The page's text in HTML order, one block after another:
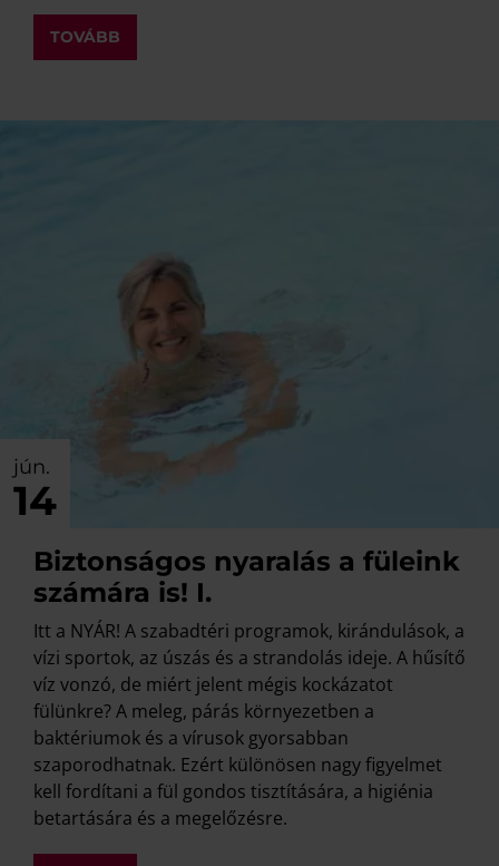
TOVÁBB
jún.
14
Biztonságos nyaralás a füleink
számára is! I.
Itt a NYÁR! A szabadtéri programok, kirándulások, a
vízi sportok, az úszás és a strandolás ideje. A hűsítő
víz vonzó, de miért jelent mégis kockázatot
fülünkre? A meleg, párás környezetben a
baktériumok és a vírusok gyorsabban
szaporodhatnak. Ezért különösen nagy figyelmet
kell fordítani a fül gondos tisztítására, a higiénia
betartására és a megelőzésre.